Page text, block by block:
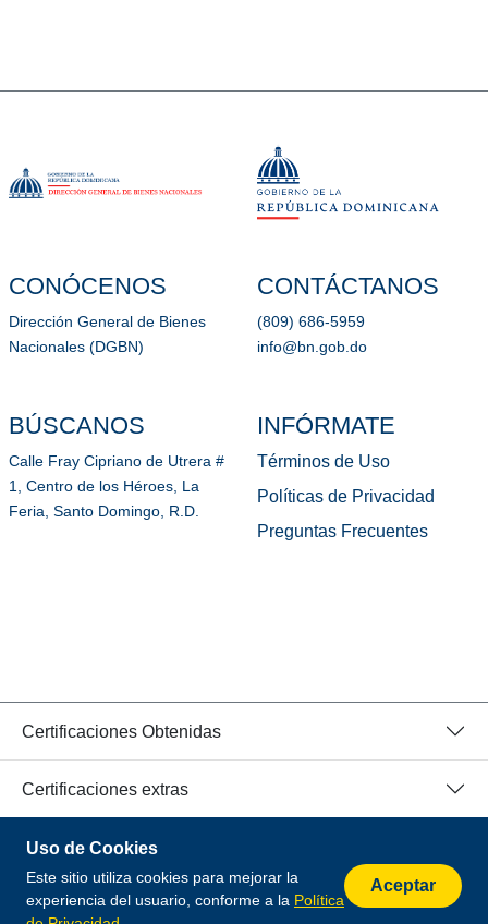
CONÓCENOS
Dirección General de Bienes
Nacionales (DGBN)
BÚSCANOS
Calle Fray Cipriano de Utrera #
1, Centro de los Héroes, La
Feria, Santo Domingo, R.D.
CONTÁCTANOS
(809) 686-5959
info@bn.gob.do
INFÓRMATE
Términos de Uso
Políticas de Privacidad
Preguntas Frecuentes
Certificaciones Obtenidas
Certificaciones extras
© 2026 Todos los Derechos Reservados.
Desarrollado por
Uso de Cookies
Este sitio utiliza cookies para mejorar la
experiencia del usuario, conforme a la Política
Aceptar